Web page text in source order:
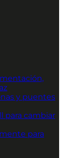
y puentes
para cambiar
para